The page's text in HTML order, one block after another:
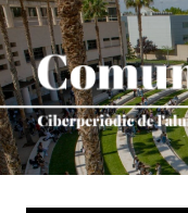
Saltar
al
contenido